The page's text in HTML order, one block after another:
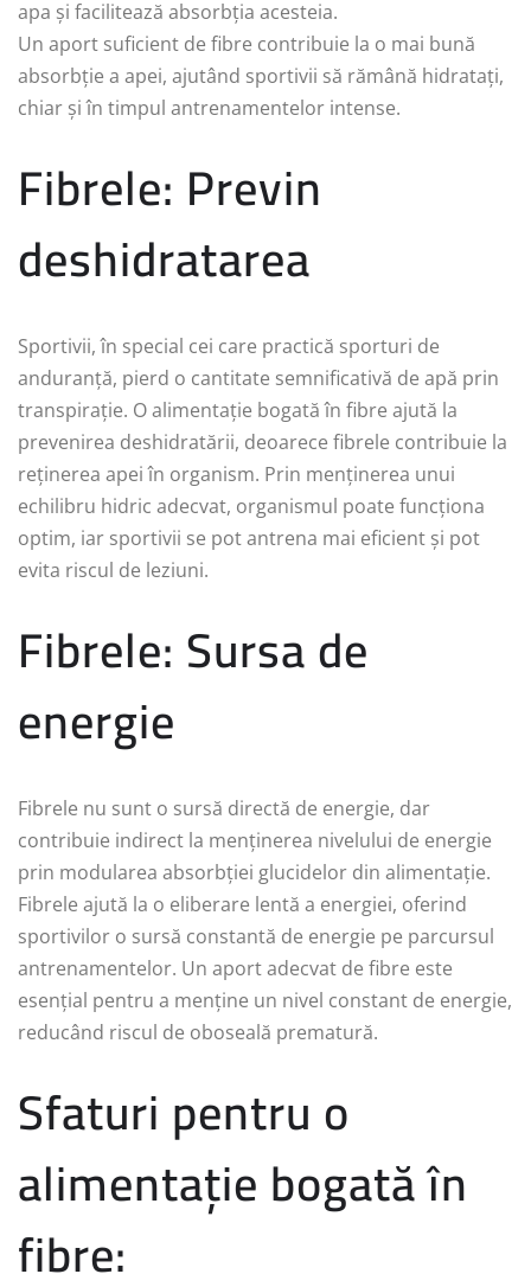
apa și facilitează absorbția acesteia.
Un aport suficient de fibre contribuie la o mai bună
absorbție a apei, ajutând sportivii să rămână hidratați,
chiar și în timpul antrenamentelor intense.
Fibrele: Previn
deshidratarea
Sportivii, în special cei care practică sporturi de
anduranță, pierd o cantitate semnificativă de apă prin
transpirație. O alimentație bogată în fibre ajută la
prevenirea deshidratării, deoarece fibrele contribuie la
reținerea apei în organism. Prin menținerea unui
echilibru hidric adecvat, organismul poate funcționa
optim, iar sportivii se pot antrena mai eficient și pot
evita riscul de leziuni.
Fibrele: Sursa de
energie
Fibrele nu sunt o sursă directă de energie, dar
contribuie indirect la menținerea nivelului de energie
prin modularea absorbției glucidelor din alimentație.
Fibrele ajută la o eliberare lentă a energiei, oferind
sportivilor o sursă constantă de energie pe parcursul
antrenamentelor. Un aport adecvat de fibre este
esențial pentru a menține un nivel constant de energie,
reducând riscul de oboseală prematură.
Sfaturi pentru o
alimentație bogată în
fibre: